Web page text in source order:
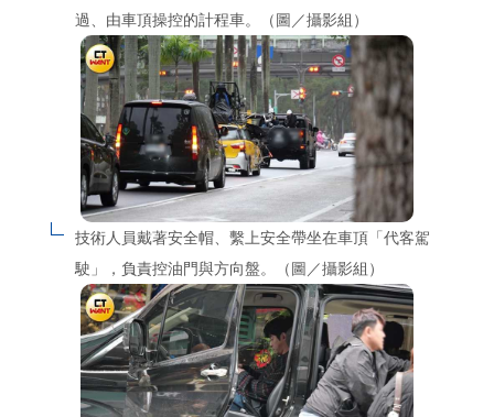
過、由車頂操控的計程車。（圖／攝影組）
技術人員戴著安全帽、繫上安全帶坐在車頂「代客駕
駛」，負責控油門與方向盤。（圖／攝影組）